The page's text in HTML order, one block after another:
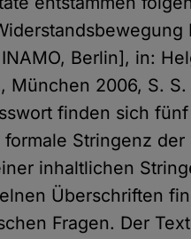
Berlin], in:
München 2006, S.
finden sich
Stringenz der
inhaltlichen
Überschriften
Fragen. Der